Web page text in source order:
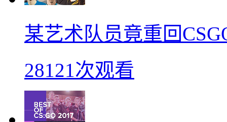
某艺术队员竟重回
28121次观看